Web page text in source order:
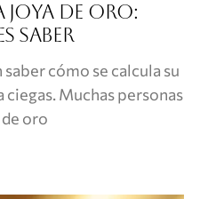
joya de oro:
saber
cómo se calcula su
Muchas personas
oro